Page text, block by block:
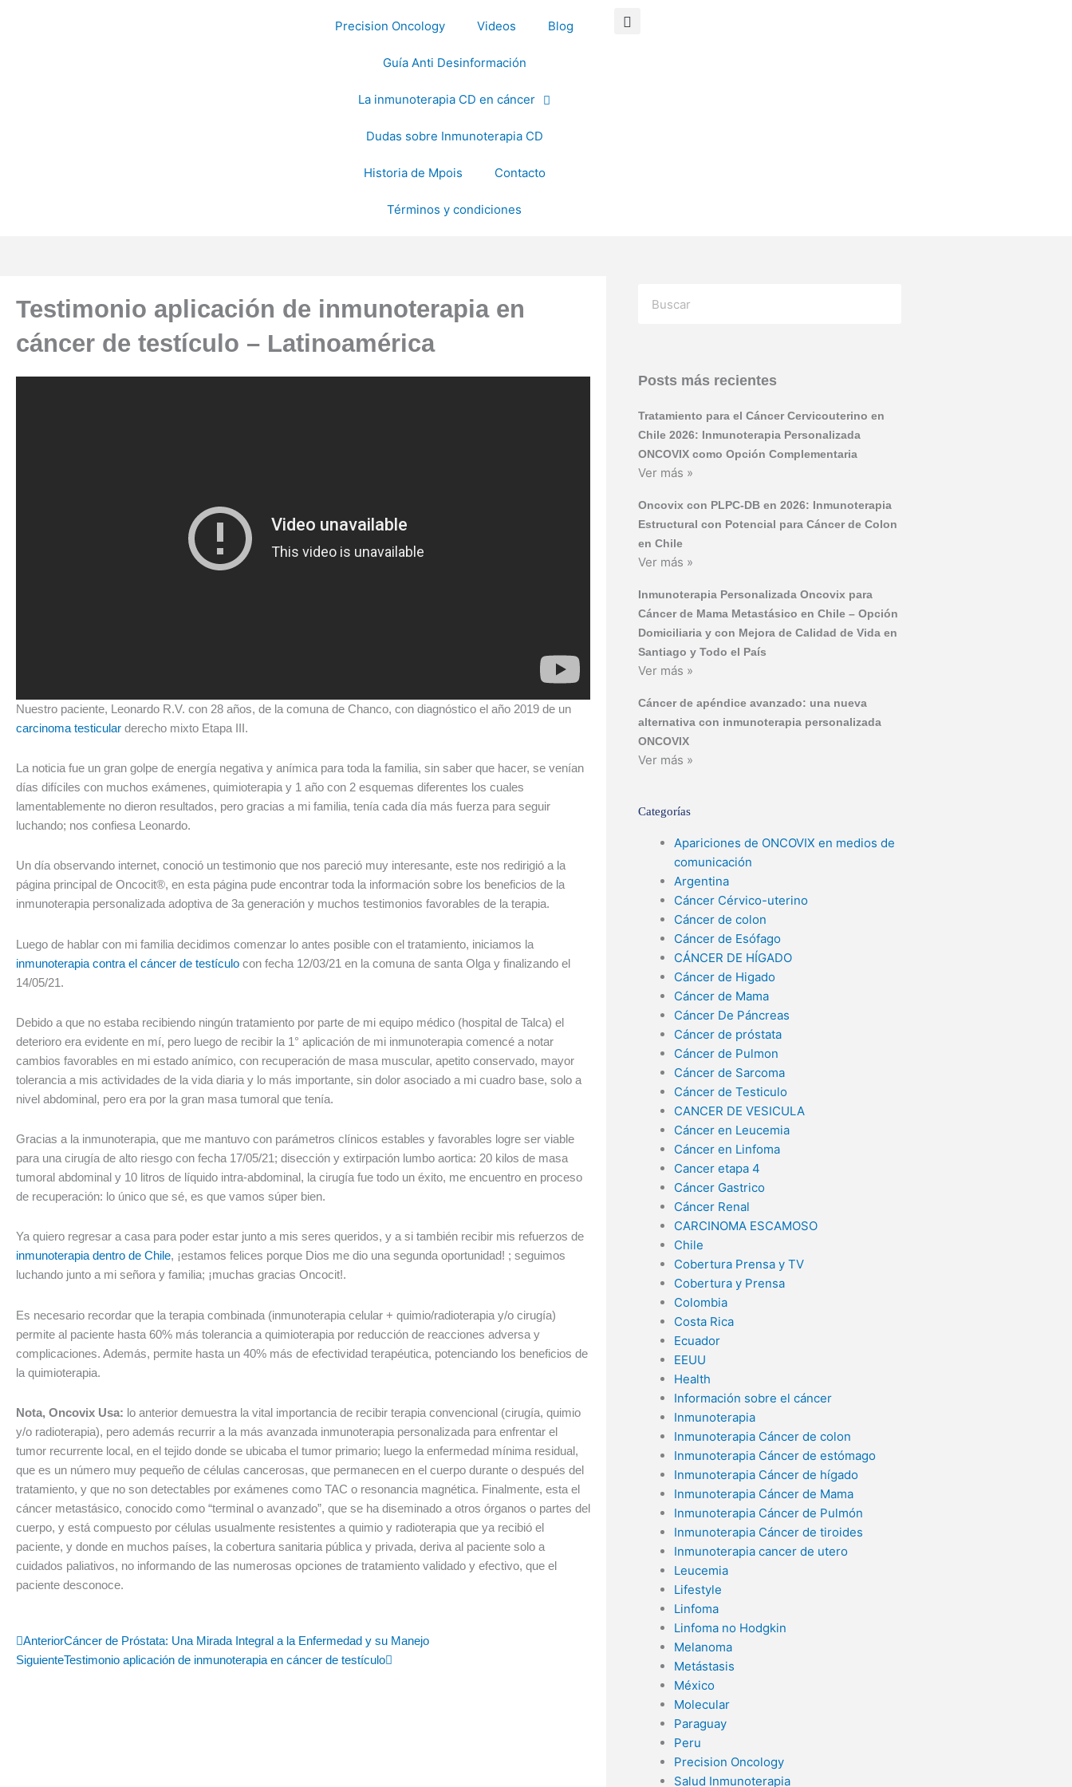
Precision Oncology Videos Blog
Guía Anti Desinformación
La inmunoterapia CD en cáncer
Dudas sobre Inmunoterapia CD
Historia de Mpois Contacto
Términos y condiciones
Testimonio aplicación de inmunoterapia en
cáncer de testículo – Latinoamérica
Nuestro paciente, Leonardo R.V. con 28 años, de la comuna de Chanco, con diagnóstico el año 2019 de un
carcinoma testicular derecho mixto Etapa III.
La noticia fue un gran golpe de energía negativa y anímica para toda la familia, sin saber que hacer, se venían
días difíciles con muchos exámenes, quimioterapia y 1 año con 2 esquemas diferentes los cuales
lamentablemente no dieron resultados, pero gracias a mi familia, tenía cada día más fuerza para seguir
luchando; nos confiesa Leonardo.
Un día observando internet, conoció un testimonio que nos pareció muy interesante, este nos redirigió a la
página principal de Oncocit®, en esta página pude encontrar toda la información sobre los beneficios de la
inmunoterapia personalizada adoptiva de 3a generación y muchos testimonios favorables de la terapia.
Luego de hablar con mi familia decidimos comenzar lo antes posible con el tratamiento, iniciamos la
inmunoterapia contra el cáncer de testículo con fecha 12/03/21 en la comuna de santa Olga y finalizando el
14/05/21.
Debido a que no estaba recibiendo ningún tratamiento por parte de mi equipo médico (hospital de Talca) el
deterioro era evidente en mí, pero luego de recibir la 1° aplicación de mi inmunoterapia comencé a notar
cambios favorables en mi estado anímico, con recuperación de masa muscular, apetito conservado, mayor
tolerancia a mis actividades de la vida diaria y lo más importante, sin dolor asociado a mi cuadro base, solo a
nivel abdominal, pero era por la gran masa tumoral que tenía.
Gracias a la inmunoterapia, que me mantuvo con parámetros clínicos estables y favorables logre ser viable
para una cirugía de alto riesgo con fecha 17/05/21; disección y extirpación lumbo aortica: 20 kilos de masa
tumoral abdominal y 10 litros de líquido intra-abdominal, la cirugía fue todo un éxito, me encuentro en proceso
de recuperación: lo único que sé, es que vamos súper bien.
Ya quiero regresar a casa para poder estar junto a mis seres queridos, y a si también recibir mis refuerzos de
inmunoterapia dentro de Chile, ¡estamos felices porque Dios me dio una segunda oportunidad! ; seguimos
luchando junto a mi señora y familia; ¡muchas gracias Oncocit!.
Es necesario recordar que la terapia combinada (inmunoterapia celular + quimio/radioterapia y/o cirugía)
permite al paciente hasta 60% más tolerancia a quimioterapia por reducción de reacciones adversa y
complicaciones. Además, permite hasta un 40% más de efectividad terapéutica, potenciando los beneficios de
la quimioterapia.
Nota, Oncovix Usa: lo anterior demuestra la vital importancia de recibir terapia convencional (cirugía, quimio
y/o radioterapia), pero además recurrir a la más avanzada inmunoterapia personalizada para enfrentar el
tumor recurrente local, en el tejido donde se ubicaba el tumor primario; luego la enfermedad mínima residual,
que es un número muy pequeño de células cancerosas, que permanecen en el cuerpo durante o después del
tratamiento, y que no son detectables por exámenes como TAC o resonancia magnética. Finalmente, esta el
cáncer metastásico, conocido como “terminal o avanzado”, que se ha diseminado a otros órganos o partes del
cuerpo, y está compuesto por células usualmente resistentes a quimio y radioterapia que ya recibió el
paciente, y donde en muchos países, la cobertura sanitaria pública y privada, deriva al paciente solo a
cuidados paliativos, no informando de las numerosas opciones de tratamiento validado y efectivo, que el
paciente desconoce.
Ant
AnteriorCáncer de Próstata: Una Mirada Integral a la Enfermedad y su Manejo
SiguienteTestimonio aplicación de inmunoterapia en cáncer de testículo
Siguiente
Posts más recientes
Tratamiento para el Cáncer Cervicouterino en
Chile 2026: Inmunoterapia Personalizada
ONCOVIX como Opción Complementaria
Ver más »
Oncovix con PLPC-DB en 2026: Inmunoterapia
Estructural con Potencial para Cáncer de Colon
en Chile
Ver más »
Inmunoterapia Personalizada Oncovix para
Cáncer de Mama Metastásico en Chile – Opción
Domiciliaria y con Mejora de Calidad de Vida en
Santiago y Todo el País
Ver más »
Cáncer de apéndice avanzado: una nueva
alternativa con inmunoterapia personalizada
ONCOVIX
Ver más »
Categorías
Apariciones de ONCOVIX en medios de
comunicación
Argentina
Cáncer Cérvico-uterino
Cáncer de colon
Cáncer de Esófago
CÁNCER DE HÍGADO
Cáncer de Higado
Cáncer de Mama
Cáncer De Páncreas
Cáncer de próstata
Cáncer de Pulmon
Cáncer de Sarcoma
Cáncer de Testiculo
CANCER DE VESICULA
Cáncer en Leucemia
Cáncer en Linfoma
Cancer etapa 4
Cáncer Gastrico
Cáncer Renal
CARCINOMA ESCAMOSO
Chile
Cobertura Prensa y TV
Cobertura y Prensa
Colombia
Costa Rica
Ecuador
EEUU
Health
Información sobre el cáncer
Inmunoterapia
Inmunoterapia Cáncer de colon
Inmunoterapia Cáncer de estómago
Inmunoterapia Cáncer de hígado
Inmunoterapia Cáncer de Mama
Inmunoterapia Cáncer de Pulmón
Inmunoterapia Cáncer de tiroides
Inmunoterapia cancer de utero
Leucemia
Lifestyle
Linfoma
Linfoma no Hodgkin
Melanoma
Metástasis
México
Molecular
Paraguay
Peru
Precision Oncology
Salud Inmunoterapia